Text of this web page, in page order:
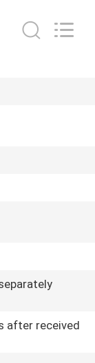
after received